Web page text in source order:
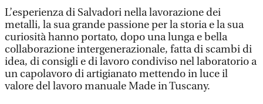
L’esperienza di Salvadori nella lavorazione dei
metalli, la sua grande passione per la storia e la sua
curiosità hanno portato, dopo una lunga e bella
collaborazione intergenerazionale, fatta di scambi di
idea, di consigli e di lavoro condiviso nel laboratorio a
un capolavoro di artigianato mettendo in luce il
valore del lavoro manuale Made in Tuscany.